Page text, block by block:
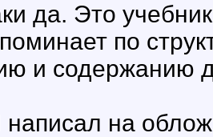
да. Это
по
и содержанию
на